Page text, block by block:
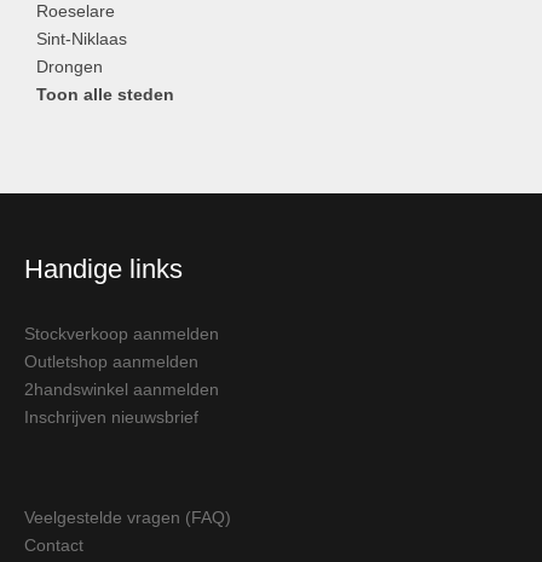
Roeselare
Sint-Niklaas
Drongen
Toon alle steden
Handige links
Stockverkoop aanmelden
Outletshop aanmelden
2handswinkel aanmelden
Inschrijven nieuwsbrief
Veelgestelde vragen (FAQ)
Contact